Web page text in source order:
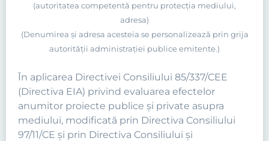
(autoritatea competentă pentru protecţia mediului,
adresa)
(Denumirea şi adresa acesteia se personalizează prin grija
autorităţii administraţiei publice emitente.)
În aplicarea Directivei Consiliului 85/337/CEE
(Directiva EIA) privind evaluarea efectelor
anumitor proiecte publice şi private asupra
mediului, modificată prin Directiva Consiliului
97/11/CE şi prin Directiva Consiliului şi